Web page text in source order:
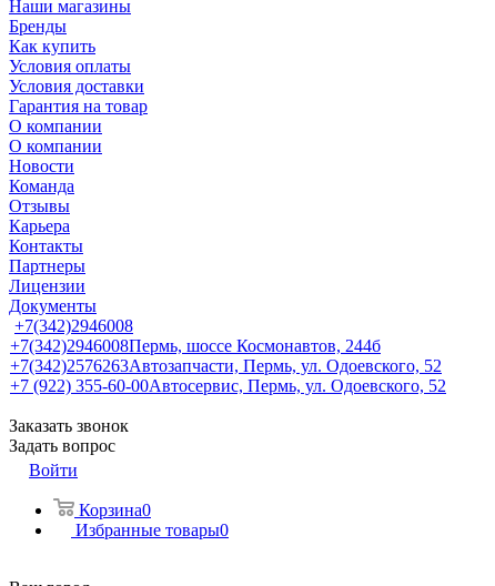
Наши магазины
Бренды
Как купить
Условия оплаты
Условия доставки
Гарантия на товар
О компании
О компании
Новости
Команда
Отзывы
Карьера
Контакты
Партнеры
Лицензии
Документы
+7(342)2946008
+7(342)2946008Пермь, шоссе Космонавтов, 244б
+7(342)2576263Автозапчасти, Пермь, ул. Одоевского, 52
+7 (922) 355-60-00Автосервис, Пермь, ул. Одоевского, 52
Заказать звонок
Задать вопрос
Войти
Корзина0
Избранные товары0